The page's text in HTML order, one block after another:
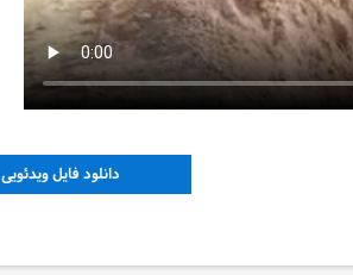
دانلود فایل ویدئویی